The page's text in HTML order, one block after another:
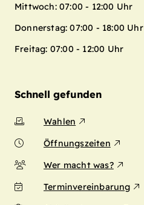
Mittwoch: 07:00 - 12:00 Uhr
Donnerstag: 07:00 - 18:00 Uhr
Freitag: 07:00 - 12:00 Uhr
Schnell gefunden
Wahlen
Öffnungszeiten
Wer macht was?
Terminvereinbarung